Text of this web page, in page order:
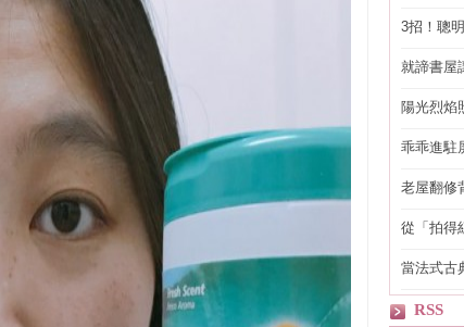
3招！聰
就諦書屋
陽光烈焰
乖乖進駐
老屋翻修
從「拍得
當法式古
RSS